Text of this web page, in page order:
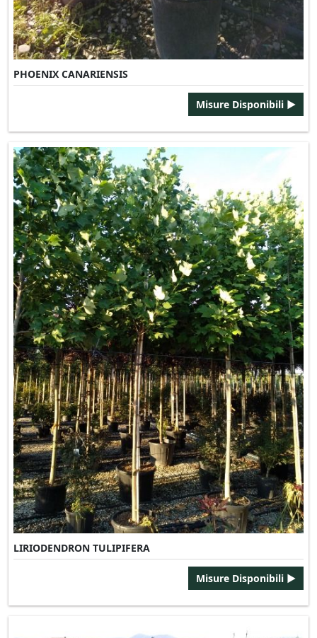
PHOENIX CANARIENSIS
Misure Disponibili ►
LIRIODENDRON TULIPIFERA
Misure Disponibili ►